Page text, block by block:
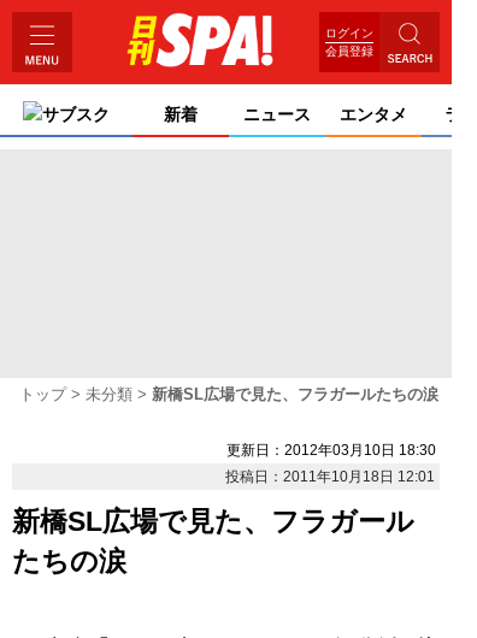
ログイン
会員登録
サブスク 新着 ニュース エンタメ ライ
トップ 未分類 新橋SL広場で見た、フラガールたちの涙
更新日：2012年03月10日 18:30
投稿日：2011年10月18日 12:01
新橋SL広場で見た、フラガール
たちの涙